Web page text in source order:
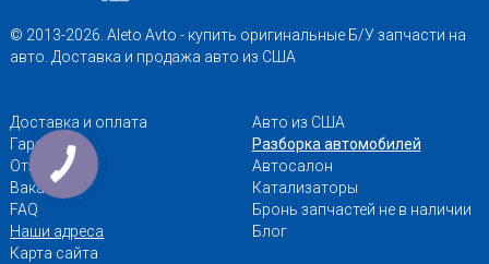
© 2013-2026. Aleto Avto - купить оригинальные Б/У запчасти на
авто. Доставка и продажа авто из США
Доставка и оплата
Гарантии
Отзывы
Вакансии
FAQ
Наши адреса
Карта сайта
Авто из США
Разборка автомобилей
Автосалон
Катализаторы
Бронь запчастей не в наличии
Блог